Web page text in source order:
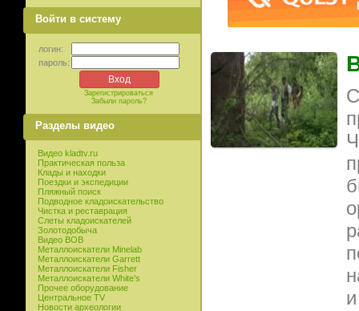
Войти в систему
логин:
пароль:
Зарегистрироваться
Забыли пароль?
Разделы видео
Видео kladtv.ru
Практическая польза
Клады и находки
Поездки и экспедиции
Пляжный поиск
Подводное кладоискательство
Чистка и реставрация
Слеты кладоискателей
Золотодобыча
Видео ВОВ
Металлоискатели Minelab
Металлоискатели Garrett
Металлоискатели Fisher
Металлоискатели White’s
Прочее оборудование
Центральное TV
Новости археологии